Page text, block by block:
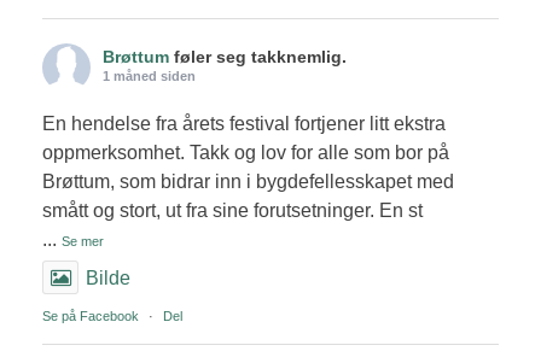
Brøttum føler seg takknemlig.
1 måned siden
En hendelse fra årets festival fortjener litt ekstra
oppmerksomhet. Takk og lov for alle som bor på
Brøttum, som bidrar inn i bygdefellesskapet med
smått og stort, ut fra sine forutsetninger. En st
... Se mer
Bilde
Se på Facebook · Del